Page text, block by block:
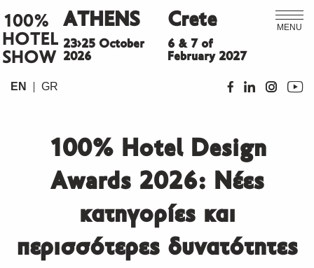
MENU
100%
HOTEL
SHOW
ATHENS
23>25 October
2026
Crete
6 & 7 of
February 2027
EN GR
100% Hotel Design
Awards 2026: Νέες
κατηγορίες και
περισσότερες δυνατότητες